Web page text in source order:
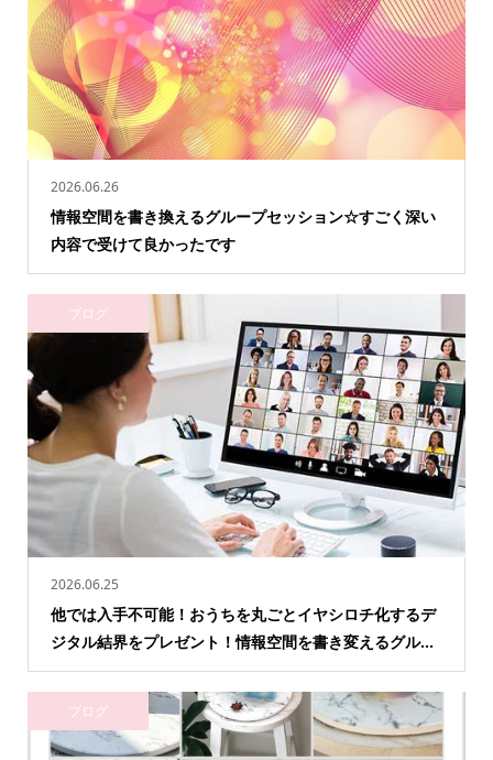
2026.06.26
情報空間を書き換えるグループセッション☆すごく深い
内容で受けて良かったです
2026.06.25
他では入手不可能！おうちを丸ごとイヤシロチ化するデ
ジタル結界をプレゼント！情報空間を書き変えるグル...
ブログ
ブログ